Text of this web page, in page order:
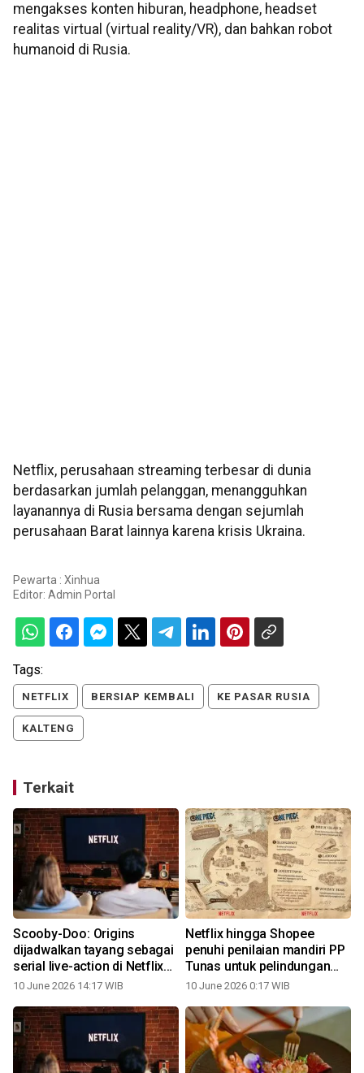
mengakses konten hiburan, headphone, headset
realitas virtual (virtual reality/VR), dan bahkan robot
humanoid di Rusia.
Netflix, perusahaan streaming terbesar di dunia
berdasarkan jumlah pelanggan, menangguhkan
layanannya di Rusia bersama dengan sejumlah
perusahaan Barat lainnya karena krisis Ukraina.
Pewarta : Xinhua
Editor: Admin Portal
Tags:
NETFLIX BERSIAP KEMBALI KE PASAR RUSIA
KALTENG
Terkait
Scooby-Doo: Origins
dijadwalkan tayang sebagai
serial live-action di Netflix
pada 2027
10 June 2026 14:17 WIB
Netflix hingga Shopee
penuhi penilaian mandiri PP
Tunas untuk pelindungan
anak
10 June 2026 0:17 WIB